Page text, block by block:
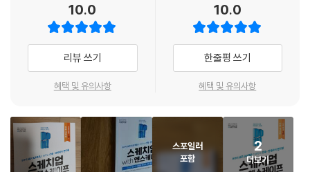
07-3 단면 투시도: 로마 국립 현대 미술관
[렌더링 과제] 미술관 통로가 한눈에 보이는 단면 자르기
부록 01 | 스케치업에서 챗GPT 활용하기
부록 02 | 크레아 AI로 이미지 품질 높이기
을 줄이면서 고품질의 결과물을 만들어 낼 수 있도록 도와드립니다. 엔스
케이프를 사용하면 V-Ray로 3시간 걸리던 렌더링 작업을 단 5초 만에 끝
낼 수 있어요. 그뿐만 아니라 디자인을 하는 동시에 실제로 구현된 모습을
보면서 모델링이 제대로 되는지 실시간으로 확인할 수 있답니다. 엔스케이
프에서 제공하는 사람, 가구, 건물 소스도 바로바로 불러올 수 있는 점도 엔
근 높여 보세요!
이 책에서 제공하는 8가지 실무 예제를 따라 하면
초보자도 중급 이상의 실력자로 거듭날 수 있어요!
10.0
리뷰 쓰기
혜택 및 유의사항
10.0
한줄평 쓰기
혜택 및 유의사항
스포일러
포함
2
더보기